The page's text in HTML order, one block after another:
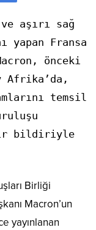
aşırı sağ
yapan Fransa
önceki
Afrika’da,
temsil
bildiriyle
Birliği
Macron’un
yayınlanan